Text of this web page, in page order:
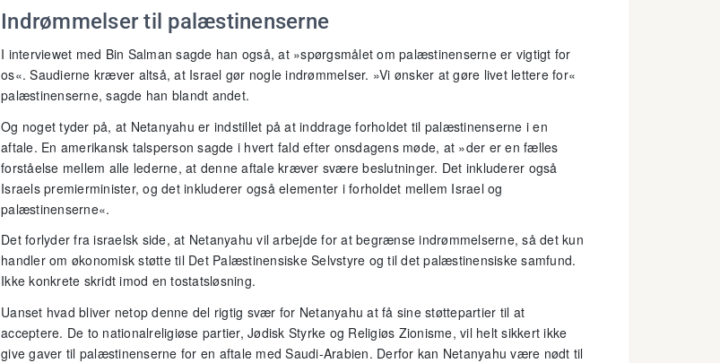
Indrømmelser til palæstinenserne
I interviewet med Bin Salman sagde han også, at »spørgsmålet om palæstinenserne er vigtigt for
os«. Saudierne kræver altså, at Israel gør nogle indrømmelser. »Vi ønsker at gøre livet lettere for«
palæstinenserne, sagde han blandt andet.
Og noget tyder på, at Netanyahu er indstillet på at inddrage forholdet til palæstinenserne i en
aftale. En amerikansk talsperson sagde i hvert fald efter onsdagens møde, at »der er en fælles
forståelse mellem alle lederne, at denne aftale kræver svære beslutninger. Det inkluderer også
Israels premierminister, og det inkluderer også elementer i forholdet mellem Israel og
palæstinenserne«.
Det forlyder fra israelsk side, at Netanyahu vil arbejde for at begrænse indrømmelserne, så det kun
handler om økonomisk støtte til Det Palæstinensiske Selvstyre og til det palæstinensiske samfund.
Ikke konkrete skridt imod en tostatsløsning.
Uanset hvad bliver netop denne del rigtig svær for Netanyahu at få sine støttepartier til at
acceptere. De to nationalreligiøse partier, Jødisk Styrke og Religiøs Zionisme, vil helt sikkert ikke
give gaver til palæstinenserne for en aftale med Saudi-Arabien. Derfor kan Netanyahu være nødt til